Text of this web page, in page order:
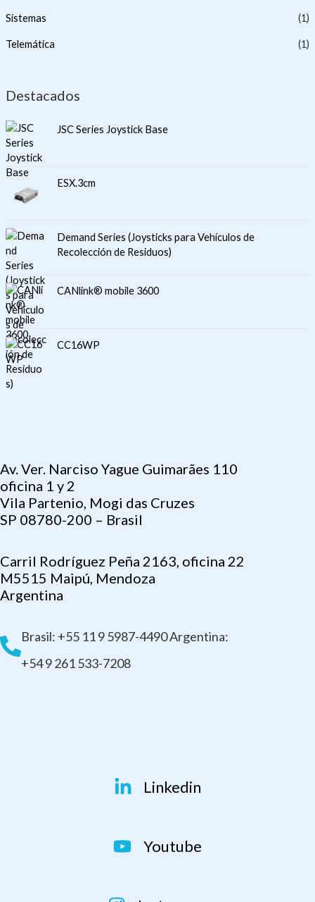
Sistemas (1)
Telemática (1)
Destacados
JSC Series Joystick Base
ESX.3cm
Demand Series (Joysticks para Vehículos de
Recolección de Residuos)
CANlink® mobile 3600
CC16WP
Av. Ver. Narciso Yague Guimarães 110
oficina 1 y 2
Vila Partenio, Mogi das Cruzes
SP 08780-200 – Brasil
Carril Rodríguez Peña 2163, oficina 22
M5515 Maipú, Mendoza
Argentina
Brasil: +55 11 9 5987-4490 Argentina:
+54 9 261 533-7208
Linkedin
Youtube